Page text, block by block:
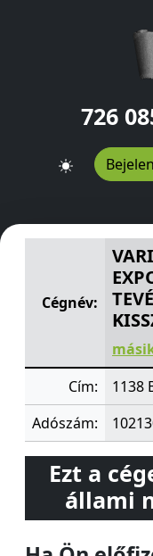
726
VARIANS
Cégnév:
Cím:
1138
Adószám:
Ezt a
állami